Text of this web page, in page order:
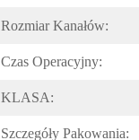
Rozmiar Kanałów:
Czas Operacyjny:
KLASA:
Szczegóły Pakowania: